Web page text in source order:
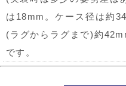
は18mm。ケース径は約
(ラグからラグまで)約
です。